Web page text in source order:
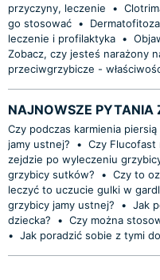
przyczyny, leczenie
•
go stosować •
leczenie i profilaktyka •
Zobacz, czy jesteś narażony
przeciwgrzybicze -
NAJNOWSZE PYTANIA
Czy podczas karmienia
jamy ustnej?
• Czy Flucofast
zejdzie po wyleczeniu
grzybicy sutków?
• Czy to
leczyć to uczucie gulki w
grzybicy jamy ustnej?
• Jak
dziecka?
• Czy można
• Jak poradzić sobie z tymi